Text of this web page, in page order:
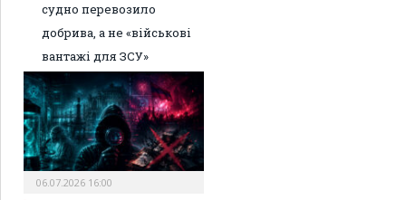
судно перевозило
добрива, а не «військові
вантажі для ЗСУ»
06.07.2026 16:00